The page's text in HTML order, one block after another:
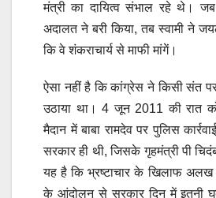
मंत्री का दायित्व संभाल रहे थे।
अदालत ने बरी किया, तब स्वामी ने
कि वे शंकराचार्य से माफी मांगें।
ऐसा नहीं है कि कांग्रेस ने किसी संत
उठाया था। 4 जून 2011 की रात
मैदान में बाबा रामदेव पर पुलिस
सरकार ही थी, जिसके गृहमंत्री पी
यह है कि भ्रष्टाचार के खिलाफ अलख
के आंदोलन से सरकार दिन में इतनी